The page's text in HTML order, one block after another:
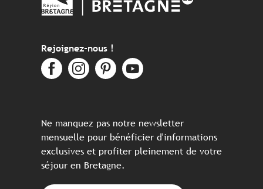
Rejoignez-nous !
Ne manquez pas notre newsletter
mensuelle pour bénéficier d'informations
exclusives et profiter pleinement de votre
séjour en Bretagne.